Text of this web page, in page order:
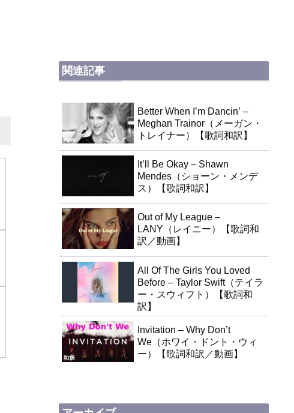
関連記事
Better When I’m Dancin’ –
Meghan Trainor（メーガン・
トレイナー）【歌詞和訳】
It’ll Be Okay – Shawn
Mendes（ショーン・メンデ
ス）【歌詞和訳】
Out of My League –
LANY（レイニー）【歌詞和
訳／動画】
All Of The Girls You Loved
Before – Taylor Swift（テイラ
ー・スウィフト）【歌詞和
訳】
Invitation – Why Don’t
We（ホワイ・ドント・ウィ
ー）【歌詞和訳／動画】